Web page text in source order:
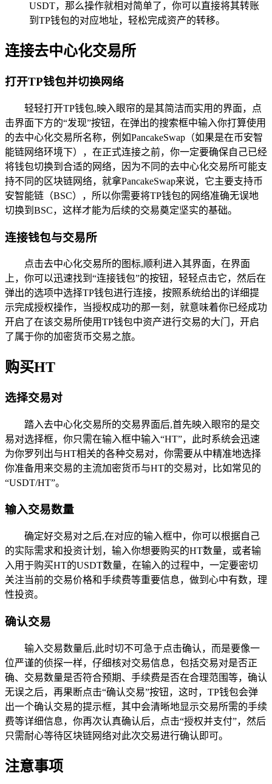
USDT，那么操作就相对简单了，你可以直接将其转账
到TP钱包的对应地址，轻松完成资产的转移。
连接去中心化交易所
打开TP钱包并切换网络
轻轻打开TP钱包,映入眼帘的是其简洁而实用的界面，点
击界面下方的“发现”按钮，在弹出的搜索框中输入你打算使用
的去中心化交易所名称，例如PancakeSwap（如果是在币安智
能链网络环境下），在正式连接之前，你一定要确保自己已经
将钱包切换到合适的网络，因为不同的去中心化交易所可能支
持不同的区块链网络，就拿PancakeSwap来说，它主要支持币
安智能链（BSC），所以你需要将TP钱包的网络准确无误地
切换到BSC，这样才能为后续的交易奠定坚实的基础。
连接钱包与交易所
点击去中心化交易所的图标,顺利进入其界面，在界面
上，你可以迅速找到“连接钱包”的按钮，轻轻点击它，然后在
弹出的选项中选择TP钱包进行连接，按照系统给出的详细提
示完成授权操作，当授权成功的那一刻，就意味着你已经成功
开启了在该交易所使用TP钱包中资产进行交易的大门，开启
了属于你的加密货币交易之旅。
购买HT
选择交易对
踏入去中心化交易所的交易界面后,首先映入眼帘的是交
易对选择框，你只需在输入框中输入“HT”，此时系统会迅速
为你罗列出与HT相关的各种交易对，你需要从中精准地选择
你准备用来交易的主流加密货币与HT的交易对，比如常见的
“USDT/HT”。
输入交易数量
确定好交易对之后,在对应的输入框中，你可以根据自己
的实际需求和投资计划，输入你想要购买的HT数量，或者输
入用于购买HT的USDT数量，在输入的过程中，一定要密切
关注当前的交易价格和手续费等重要信息，做到心中有数，理
性投资。
确认交易
输入交易数量后,此时切不可急于点击确认，而是要像一
位严谨的侦探一样，仔细核对交易信息，包括交易对是否正
确、交易数量是否符合预期、手续费是否在合理范围等，确认
无误之后，再果断点击“确认交易”按钮，这时，TP钱包会弹
出一个确认交易的提示框，其中会清晰地显示交易所需的手续
费等详细信息，你再次认真确认后，点击“授权并支付”，然后
只需耐心等待区块链网络对此次交易进行确认即可。
注意事项